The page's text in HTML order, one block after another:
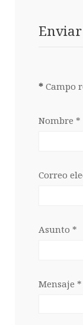
* Campo
Nombre *
Correo
Asunto *
Mensaje *